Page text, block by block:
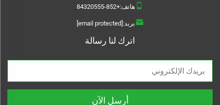
هاتف:+852-84320555
بريد:[email protected]
اترك لنا رسالة
أرسل الآن